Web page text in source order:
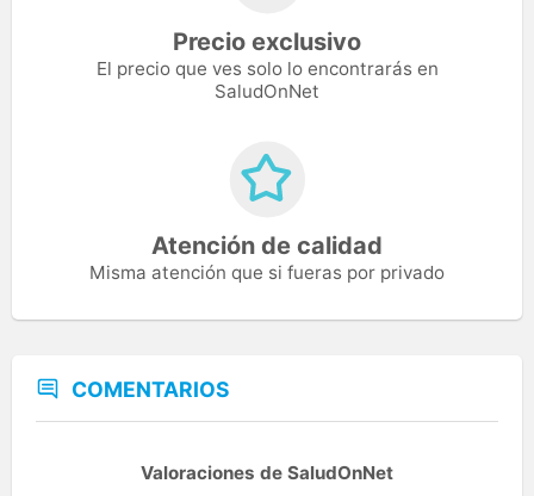
Precio exclusivo
El precio que ves solo lo encontrarás en
SaludOnNet
Atención de calidad
Misma atención que si fueras por privado
COMENTARIOS
Valoraciones de SaludOnNet